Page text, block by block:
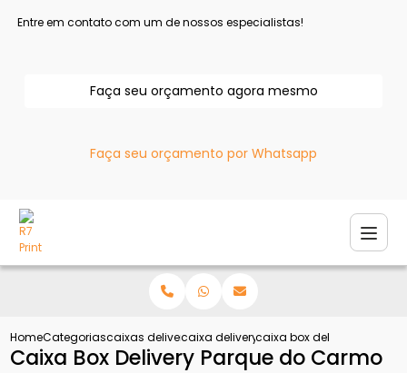
Entre em contato com um de nossos especialistas!
Faça seu orçamento agora mesmo
Faça seu orçamento por Whatsapp
HomeCategoriascaixas deliverycaixa delivery para pizzacaixa box delivery parque
Caixa Box Delivery Parque do Carmo